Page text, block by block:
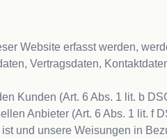
Website erfasst werden,
Vertragsdaten,
Kunden (Art. 6 Abs. 1 lit. b
Anbieter (Art. 6 Abs. 1 lit. f
und unsere Weisungen in